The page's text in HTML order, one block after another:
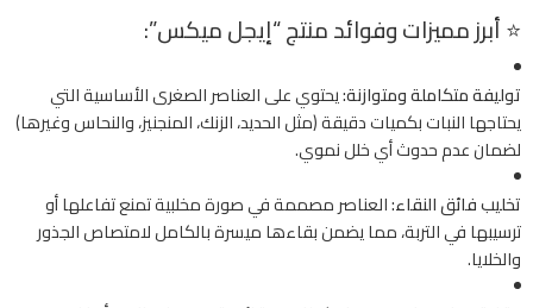
⭐ أبرز مميزات وفوائد منتج “إيجل ميكس”:
توليفة متكاملة ومتوازنة:يحتوي على العناصر الصغرى الأساسية التي
يحتاجها النبات بكميات دقيقة (مثل الحديد، الزنك، المنجنيز، والنحاس وغيرها)
لضمان عدم حدوث أي خلل نموي.
تخليب فائق النقاء:العناصر مصممة في صورة مخلبية تمنع تفاعلها أو
ترسيبها في التربة، مما يضمن بقاءها ميسرة بالكامل لامتصاص الجذور
والخلايا.